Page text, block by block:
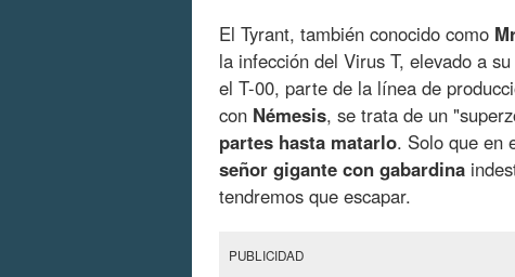
El Tyrant, también conocido como
la infección del Virus T, elevado a
el T-00, parte de la línea de
con Némesis, se trata de un
partes hasta matarlo. Solo que en
señor gigante con gabardina
tendremos que escapar.
PUBLICIDAD